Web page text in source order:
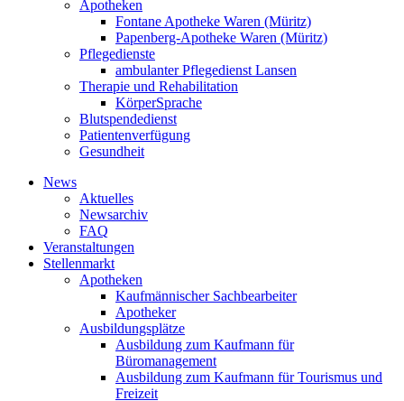
Apotheken
Fontane Apotheke Waren (Müritz)
Papenberg-Apotheke Waren (Müritz)
Pflegedienste
ambulanter Pflegedienst Lansen
Therapie und Rehabilitation
KörperSprache
Blutspendedienst
Patientenverfügung
Gesundheit
News
Aktuelles
Newsarchiv
FAQ
Veranstaltungen
Stellenmarkt
Apotheken
Kaufmännischer Sachbearbeiter
Apotheker
Ausbildungsplätze
Ausbildung zum Kaufmann für
Büromanagement
Ausbildung zum Kaufmann für Tourismus und
Freizeit